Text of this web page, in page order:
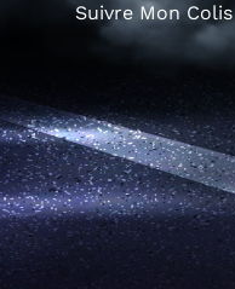
Suivre Mon Colis